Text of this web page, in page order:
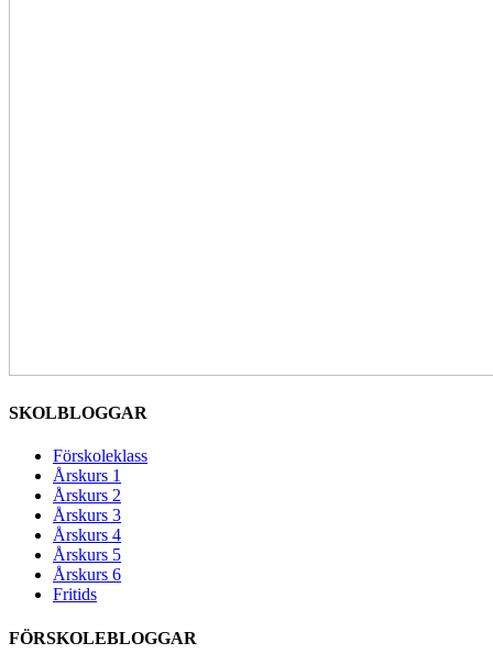
SKOLBLOGGAR
Förskoleklass
Årskurs 1
Årskurs 2
Årskurs 3
Årskurs 4
Årskurs 5
Årskurs 6
Fritids
FÖRSKOLEBLOGGAR